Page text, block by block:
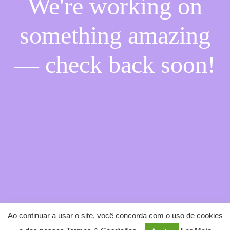
We're working on
something amazing
— check back soon!
Ao continuar a usar o site, você concorda com o uso de cookies